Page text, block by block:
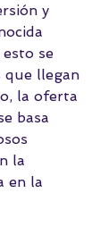
y
se
que llegan
la oferta
basa
la
en la